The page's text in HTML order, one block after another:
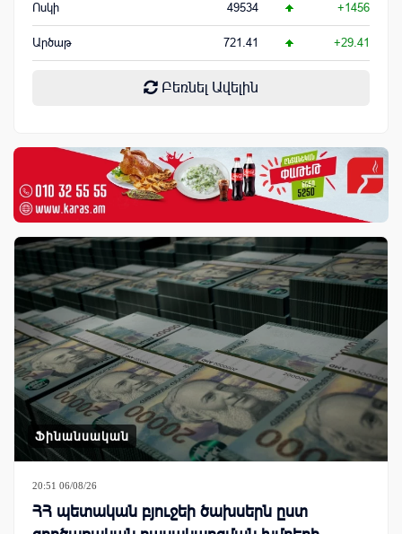
Ոսկի 49534 +1456
Արծաթ 721.41 +29.41
Բեռնել Ավելին
Ֆինանսական
20:51 06/08/26
ՀՀ պետական բյուջեի ծախսերն ըստ